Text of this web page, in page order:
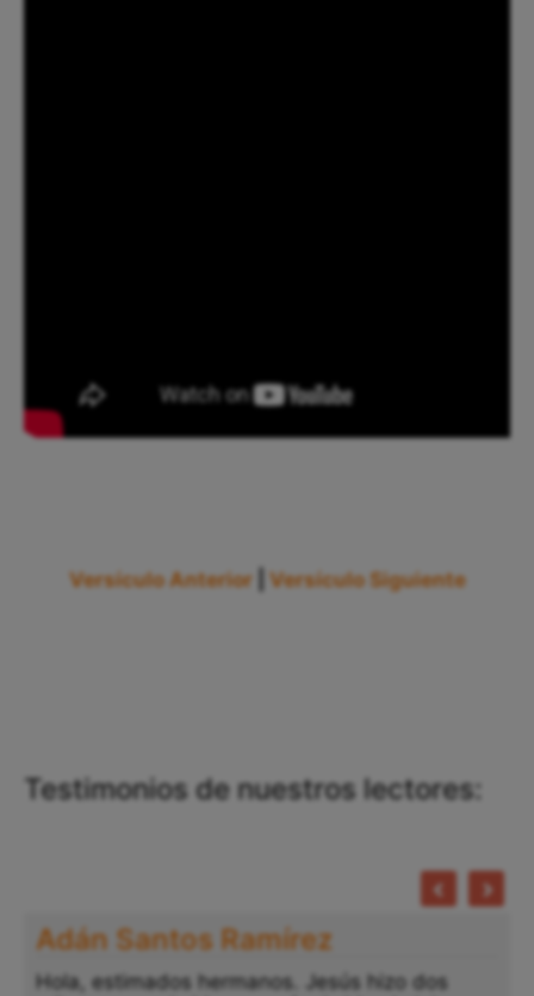
Versículo Anterior Versículo Siguiente
Testimonios de nuestros lectores:
Adán Santos Ramírez
Hola, estimados hermanos. Jesús hizo dos